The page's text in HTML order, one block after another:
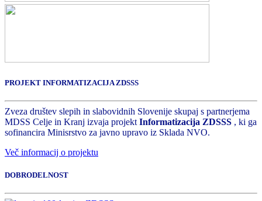
PROJEKT INFORMATIZACIJA ZDSSS
Zveza društev slepih in slabovidnih Slovenije skupaj s partnerjema
MDSS Celje in Kranj izvaja projekt Informatizacija ZDSSS , ki ga
sofinancira Minisrstvo za javno upravo iz Sklada NVO.
Več informacij o projektu
DOBRODELNOST